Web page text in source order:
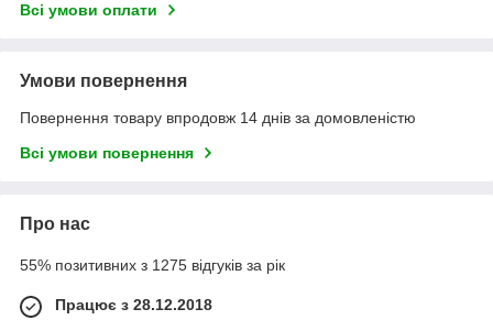
Всі умови оплати
Умови повернення
Повернення товару впродовж 14 днів за домовленістю
Всі умови повернення
Про нас
55% позитивних з 1275 відгуків за рік
Працює з 28.12.2018